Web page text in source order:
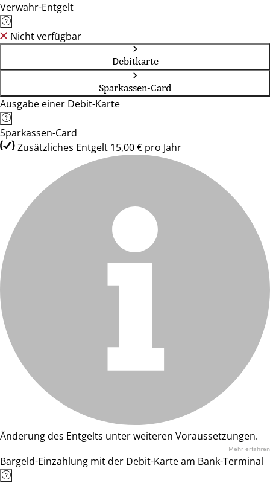
Verwahr-Entgelt
Nicht verfügbar
Debitkarte
Sparkassen-Card
Ausgabe einer Debit-Karte
Sparkassen-Card
Zusätzliches Entgelt 15,00 € pro Jahr
Änderung des Entgelts unter weiteren Voraussetzungen.
Mehr erfahren
Bargeld-Einzahlung mit der Debit-Karte am Bank-Terminal